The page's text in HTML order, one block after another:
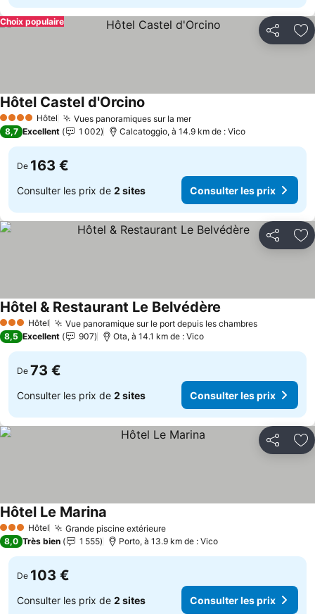
Partager
Choix populaire
4 Étoiles Hôtel Vues panoramiques sur la merConsulter les prix
Hôtel Castel d'Orcino
8,7 Excellent 1 002 Calcatoggio, à 14.9 km de : Vico
De 163 €
Consulter les prix de 2 sites Consulter les prix
Partager
3 ÉtoilesHôtel Vue panoramique sur le port depuis les chambresConsulter
Hôtel & Restaurant Le Belvédère
8,5 Excellent 907 Ota, à 14.1 km de : Vico
De 73 €
Consulter les prix de 2 sites Consulter les prix
Partager
3 ÉtoilesHôtel Grande piscine extérieureConsulter les prix
Hôtel Le Marina
8,0 Très bien 1 555 Porto, à 13.9 km de : Vico
De 103 €
Consulter les prix de 2 sites Consulter les prix